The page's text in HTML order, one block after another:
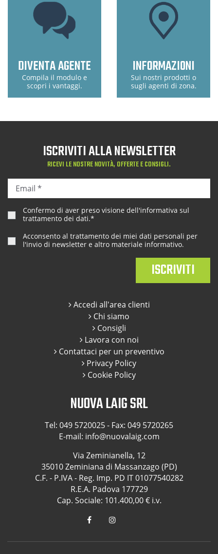
DIVENTA AGENTE
Compila il modulo e
scopri i vantaggi.
INFORMAZIONI
Sui nostri prodotti o
sugli agenti di zona.
NUOVA LAIG SRL
Tel: 049 5720025- Fax: 049 5720265
E-mail: info@nuovalaig.com
Via Zeminianella, 12
35010 Zeminiana di Massanzago (PD)
C.F. - P.IVA - Reg. Imp. PD IT 01077540282
R.E.A. Padova 177729
Cap. Sociale: 101.400,00 € i.v.
Accedi all'area clienti
Chi siamo
Consigli
Lavora con noi
Contattaci per un preventivo
Privacy Policy
Cookie Policy
ISCRIVITI ALLA NEWSLETTER
RICEVI LE NOSTRE NOVITÀ, OFFERTE E CONSIGLI.
Confermo di aver preso visione dell'informativa sul
trattamento dei dati.*
Acconsento al trattamento dei miei dati personali per
l'invio di newsletter e altro materiale informativo.